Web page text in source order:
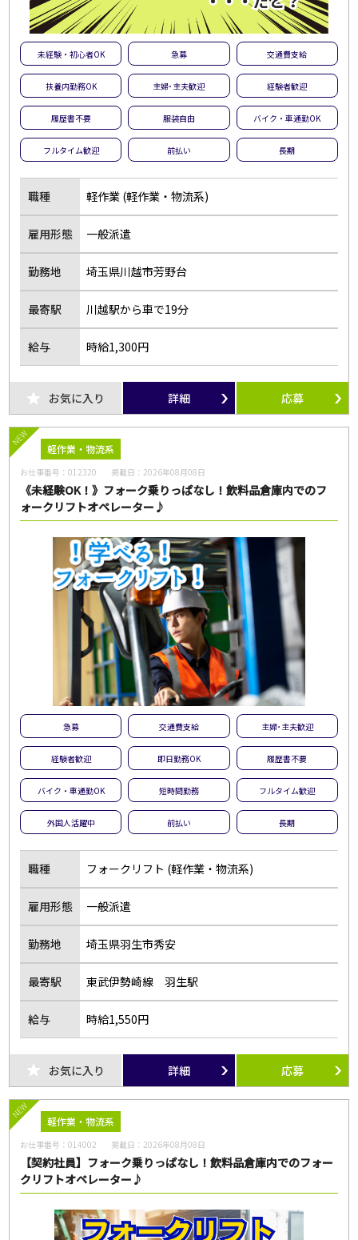
未経験・初心者OK 急募 交通費支給
扶養内勤務OK 主婦･主夫歓迎 経験者歓迎
履歴書不要 服装自由 バイク・車通勤OK
フルタイム歓迎 前払い 長期
職種 軽作業 (軽作業・物流系)
雇用形態 一般派遣
勤務地 埼玉県川越市芳野台
最寄駅 川越駅から車で19分
給与 時給1,300円
お気に入り 詳細 応募
NEW
軽作業・物流系
お仕事番号：012320 掲載日： 2026年08月08日
《未経験OK！》フォーク乗りっぱなし！飲料品倉庫内でのフ
ォークリフトオペレーター♪
急募 交通費支給 主婦･主夫歓迎
経験者歓迎 即日勤務OK 履歴書不要
バイク・車通勤OK 短時間勤務 フルタイム歓迎
外国人活躍中 前払い 長期
職種 フォークリフト (軽作業・物流系)
雇用形態 一般派遣
勤務地 埼玉県羽生市秀安
最寄駅 東武伊勢崎線 羽生駅
給与 時給1,550円
お気に入り 詳細 応募
NEW
軽作業・物流系
お仕事番号：014002 掲載日： 2026年08月08日
【契約社員】フォーク乗りっぱなし！飲料品倉庫内でのフォー
クリフトオペレーター♪